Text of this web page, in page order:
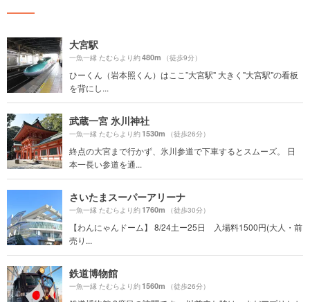
大宮駅
一魚一縁 たむらより約480m （徒歩9分）
ひーくん（岩本照くん）はここ”大宮駅" 大きく"大宮駅"の看板
を背にし...
武蔵一宮 氷川神社
一魚一縁 たむらより約1530m （徒歩26分）
終点の大宮まで行かず、氷川参道で下車するとスムーズ。 日
本一長い参道を通...
さいたまスーパーアリーナ
一魚一縁 たむらより約1760m （徒歩30分）
【わんにゃんドーム】 8/24土ー25日 入場料1500円(大人・前
売り...
鉄道博物館
一魚一縁 たむらより約1560m （徒歩26分）